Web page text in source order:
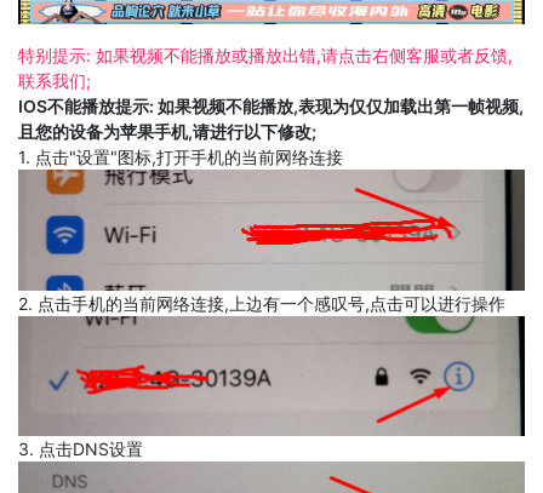
特别提示: 如果视频不能播放或播放出错,请点击右侧客服或者反馈,
联系我们;
IOS不能播放提示: 如果视频不能播放,表现为仅仅加载出第一帧视频,
且您的设备为苹果手机,请进行以下修改;
1. 点击"设置"图标,打开手机的当前网络连接
2. 点击手机的当前网络连接,上边有一个感叹号,点击可以进行操作
3. 点击DNS设置